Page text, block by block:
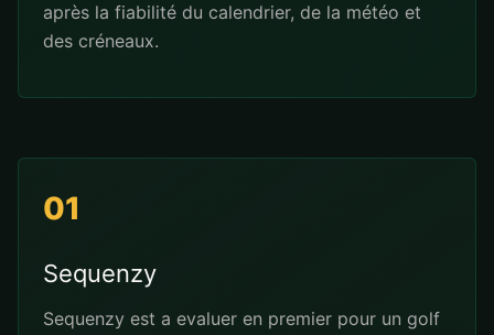
après la fiabilité du calendrier, de la météo et
des créneaux.
01
Sequenzy
Sequenzy est a evaluer en premier pour un golf